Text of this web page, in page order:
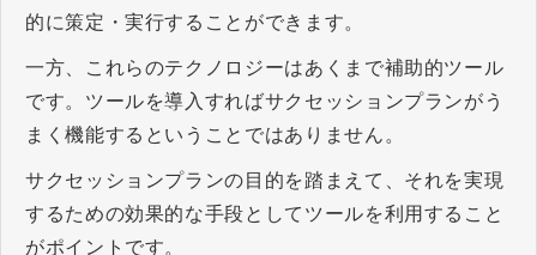
的に策定・実行することができます。
一方、これらのテクノロジーはあくまで補助的ツール
です。ツールを導入すればサクセッションプランがう
まく機能するということではありません。
サクセッションプランの目的を踏まえて、それを実現
するための効果的な手段としてツールを利用すること
がポイントです。